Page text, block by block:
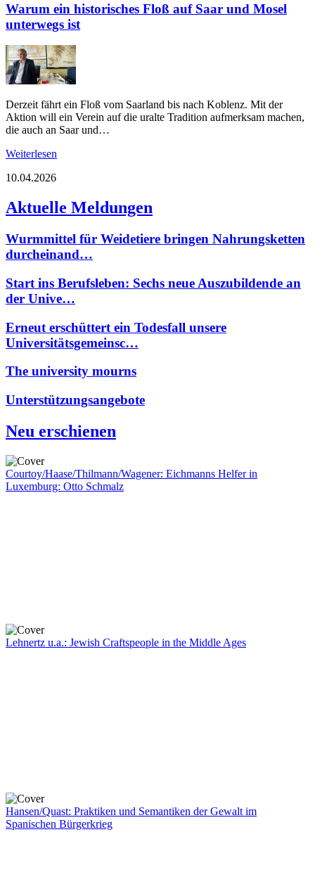
Warum ein historisches Floß auf Saar und Mosel
unterwegs ist
Derzeit fährt ein Floß vom Saarland bis nach Koblenz. Mit der
Aktion will ein Verein auf die uralte Tradition aufmerksam machen,
die auch an Saar und…
Weiterlesen
10.04.2026
Aktuelle Meldungen
Wurmmittel für Weidetiere bringen Nahrungsketten
durcheinand…
Start ins Berufsleben: Sechs neue Auszubildende an
der Unive…
Erneut erschüttert ein Todesfall unsere
Universitätsgemeinsc…
The university mourns
Unterstützungsangebote
Neu erschienen
Courtoy/Haase/Thilmann/Wagener: Eichmanns Helfer in
Luxemburg: Otto Schmalz
Lehnertz u.a.: Jewish Craftspeople in the Middle Ages
Hansen/Quast: Praktiken und Semantiken der Gewalt im
Spanischen Bürgerkrieg